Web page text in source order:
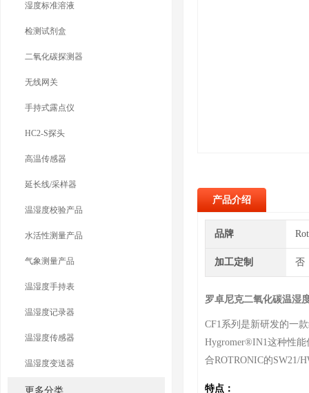
湿度标准溶液
检测试剂盒
二氧化碳探测器
无线网关
手持式露点仪
HC2-S探头
高温传感器
延长线/采样器
温湿度校验产品
水活性测量产品
气象测量产品
温湿度手持表
温湿度记录器
温湿度传感器
温湿度变送器
更多分类
产品介绍
品牌
加工定制 否
罗卓尼克二氧化碳温湿
CF1系列是新研发的一
Hygromer®IN1这种性
合ROTRONIC的SW21/
特点：